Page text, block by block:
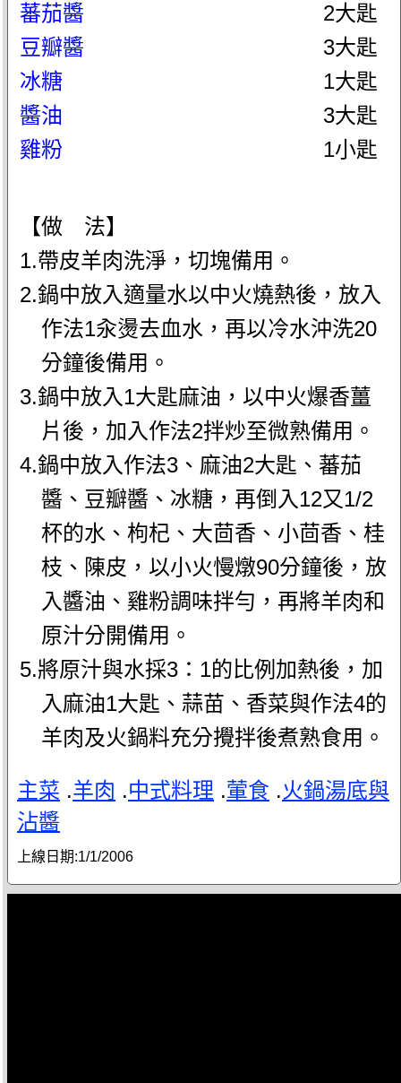
蕃茄醬
2大匙
豆瓣醬
3大匙
冰糖
1大匙
醬油
3大匙
雞粉
1小匙
【做 法】
1.帶皮羊肉洗淨，切塊備用。
2.鍋中放入適量水以中火燒熱後，放入
作法1汆燙去血水，再以冷水沖洗20
分鐘後備用。
3.鍋中放入1大匙麻油，以中火爆香薑
片後，加入作法2拌炒至微熟備用。
4.鍋中放入作法3、麻油2大匙、蕃茄
醬、豆瓣醬、冰糖，再倒入12又1/2
杯的水、枸杞、大茴香、小茴香、桂
枝、陳皮，以小火慢燉90分鐘後，放
入醬油、雞粉調味拌勻，再將羊肉和
原汁分開備用。
5.將原汁與水採3：1的比例加熱後，加
入麻油1大匙、蒜苗、香菜與作法4的
羊肉及火鍋料充分攪拌後煮熟食用。
主菜 .羊肉 .中式料理 .葷食 .火鍋湯底與
沾醬
上線日期:1/1/2006